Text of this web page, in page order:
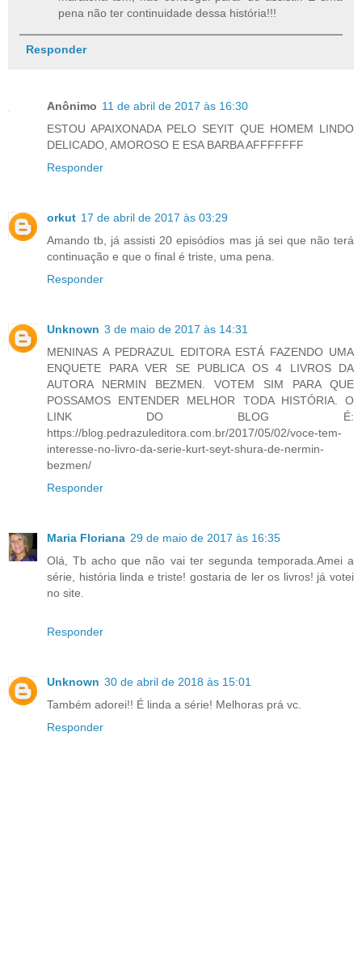
pena não ter continuidade dessa história!!!
Responder
Anônimo 11 de abril de 2017 às 16:30
ESTOU APAIXONADA PELO SEYIT QUE HOMEM LINDO
DELICADO, AMOROSO E ESA BARBA AFFFFFFF
Responder
orkut 17 de abril de 2017 às 03:29
Amando tb, já assisti 20 episódios mas já sei que não terá
continuação e que o final é triste, uma pena.
Responder
Unknown 3 de maio de 2017 às 14:31
MENINAS A PEDRAZUL EDITORA ESTÁ FAZENDO UMA
ENQUETE PARA VER SE PUBLICA OS 4 LIVROS DA
AUTORA NERMIN BEZMEN. VOTEM SIM PARA QUE
POSSAMOS ENTENDER MELHOR TODA HISTÓRIA. O
LINK DO BLOG É:
https://blog.pedrazuleditora.com.br/2017/05/02/voce-tem-
interesse-no-livro-da-serie-kurt-seyt-shura-de-nermin-
bezmen/
Responder
Maria Floriana 29 de maio de 2017 às 16:35
Olá, Tb acho que não vai ter segunda temporada.Amei a
série, história linda e triste! gostaria de ler os livros! já votei
no site.
Responder
Unknown 30 de abril de 2018 às 15:01
Também adorei!! É linda a série! Melhoras prá vc.
Responder